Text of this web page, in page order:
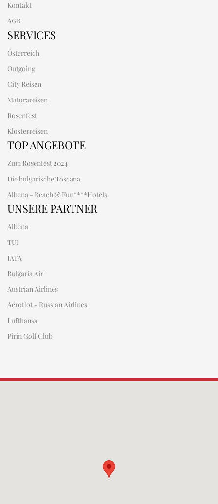
Kontakt
AGB
SERVICES
Österreich
Outgoing
City Reisen
Maturareisen
Rosenfest
Klosterreisen
TOP ANGEBOTE
Zum Rosenfest 2024
Die bulgarische Toscana
Albena - Beach & Fun****Hotels
UNSERE PARTNER
Albena
TUI
IATA
Bulgaria Air
Austrian Airlines
Aeroflot - Russian Airlines
Lufthansa
Pirin Golf Club